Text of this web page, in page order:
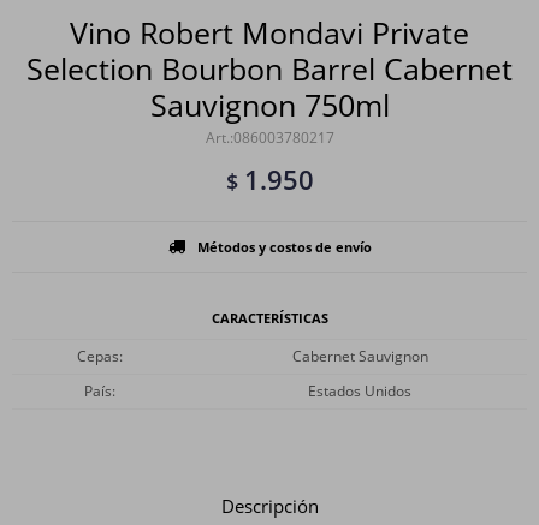
Vino Robert Mondavi Private
Selection Bourbon Barrel Cabernet
Sauvignon 750ml
086003780217
$ 1.950
Métodos y costos de envío
CARACTERÍSTICAS
Cepas
Cabernet Sauvignon
País
Estados Unidos
Descripción